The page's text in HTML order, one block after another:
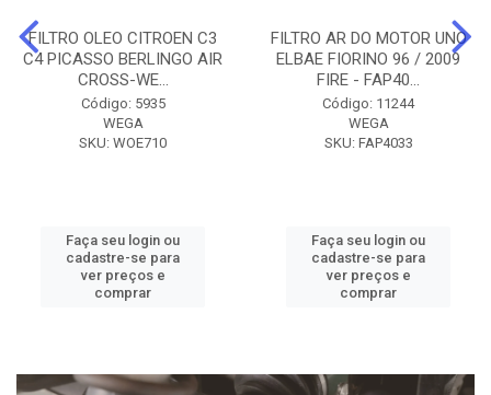
FILTRO OLEO CITROEN C3
C4 PICASSO BERLINGO AIR
CROSS-WE...
Código: 5935
WEGA
SKU: WOE710
Faça seu login ou
cadastre-se para
ver preços e
comprar
FILTRO AR DO MOTOR UNO
ELBAE FIORINO 96 / 2009
FIRE - FAP40...
Código: 11244
WEGA
SKU: FAP4033
Faça seu login ou
cadastre-se para
ver preços e
comprar